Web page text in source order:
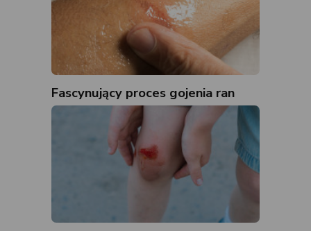
Fascynujący proces gojenia ran